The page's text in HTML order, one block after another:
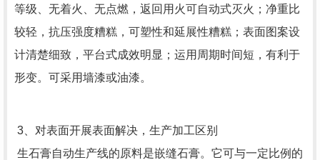
等级、无着火、无点燃，返回用火可自动式灭火；净重比
较轻，抗压强度糟糕，可塑性和延展性糟糕；表面图案设
计清楚细致，平台式成效明显；运用周期时间短，有利于
形变。可采用墙漆或油漆。
3、对表面开展表面解决，生产加工区别
生石膏自动生产线的原料是嵌缝石膏。它可与一定比例的